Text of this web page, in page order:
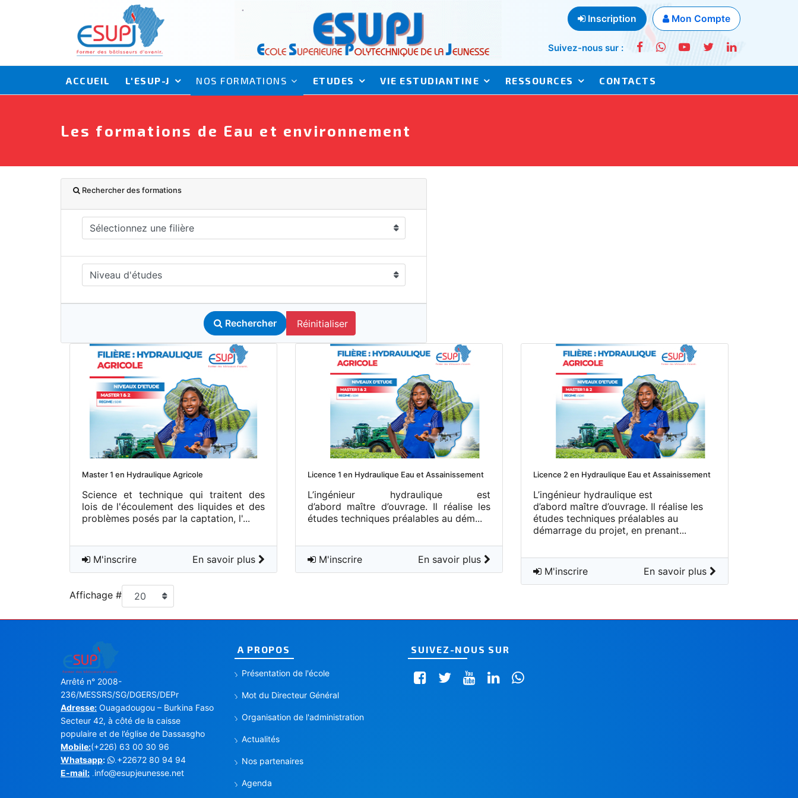
Inscription Mon Compte
Suivez-nous sur :
ACCUEIL L'ESUP-J NOS FORMATIONS ETUDES VIE ESTUDIANTINE RESSOURCES CONTACTS
Les formations de Eau et environnement
Rechercher des formations
Sélectionnez une filière
Niveau d'études
Rechercher Réinitialiser
Master 1 en Hydraulique Agricole
Science et technique qui traitent des
lois de l'écoulement des liquides et des
problèmes posés par la captation, l'...
M'inscrire En savoir plus
Licence 1 en Hydraulique Eau et Assainissement
L’ingénieur hydraulique est
d’abord maître d’ouvrage. Il réalise les
études techniques préalables au dém...
M'inscrire En savoir plus
Licence 2 en Hydraulique Eau et Assainissement
L’ingénieur hydraulique est
d’abord maître d’ouvrage. Il réalise les
études techniques préalables au
démarrage du projet, en prenant...
M'inscrire En savoir plus
Affichage # 20
Arrêté n° 2008-
236/MESSRS/SG/DGERS/DEPr
Adresse: Ouagadougou – Burkina Faso
Secteur 42, à côté de la caisse
populaire et de l’église de Dassasgho
Mobile:(+226) 63 00 30 96
Whatsapp:
+22672 80 94 94
E-mail: info@esupjeunesse.net
A PROPOS
Présentation de l'école
Mot du Directeur Général
Organisation de l'administration
Actualités
Nos partenaires
Agenda
SUIVEZ-NOUS SUR